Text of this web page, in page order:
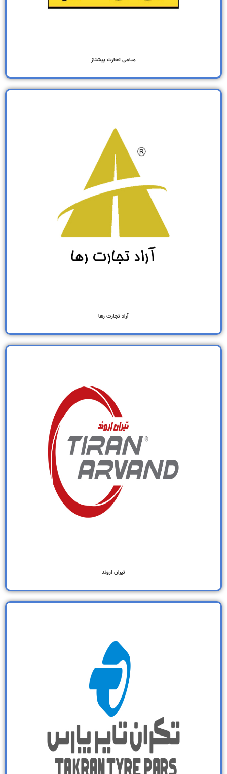
میامی تجارت پیشتاز
آراد تجارت رها
تیران اروند